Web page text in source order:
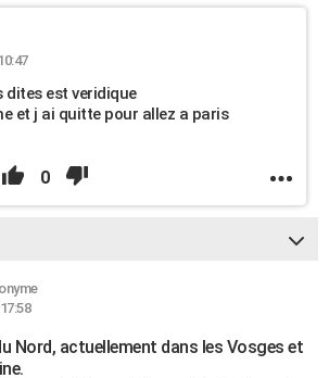
dites est veridique
et j ai quitte pour allez a paris
0
Nord, actuellement dans les Vosges et